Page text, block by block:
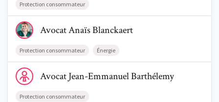
Protection consommateur
Voir le profil de AvocatAnaïs Blanckaert
AvocatAnaïsBlanckaert
Protection consommateur Énergie
Voir le profil de AvocatJean-Emmanuel Barthélemy
AvocatJean-EmmanuelBarthélemy
Protection consommateur